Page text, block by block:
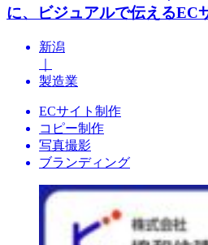
に、ビジュアルで伝えるEC
新潟
製造業
ECサイト制作
コピー制作
写真撮影
ブランディング